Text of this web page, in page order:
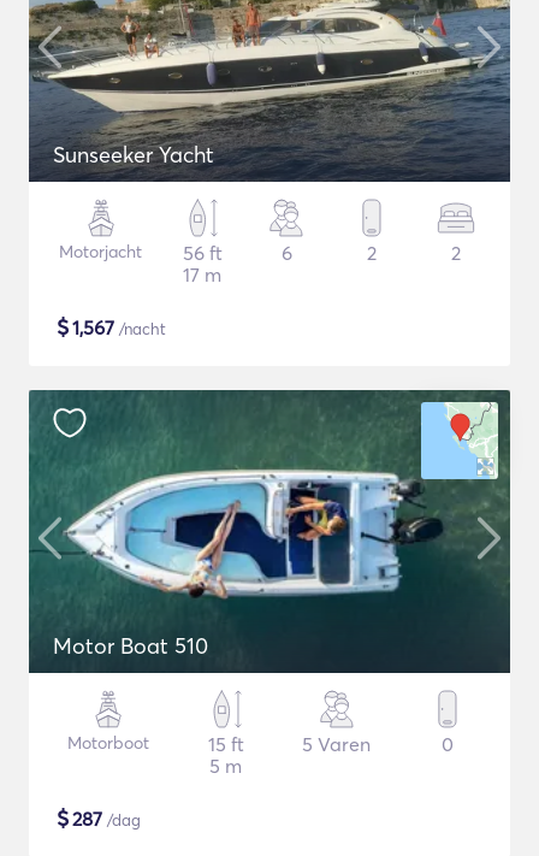
Sunseeker Yacht
Motorjacht
56 ft
17 m
6 2 2
$1,567 /nacht
Motor Boat 510
Motorboot
15 ft
5 m
5 Varen 0
$287 /dag